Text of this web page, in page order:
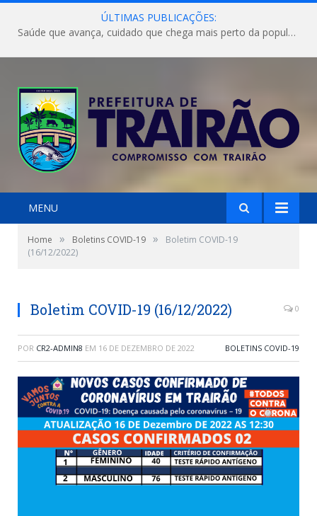
ÚLTIMAS PUBLICAÇÕES:
Saúde que avança, cuidado que chega mais perto da população!
MENU
Home » Boletins COVID-19 »
Boletim COVID-19
(16/12/2022)
Boletim COVID-19 (16/12/2022) 0
POR CR2-ADMIN8 EM 16 DE DEZEMBRO DE 2022 BOLETINS COVID-19